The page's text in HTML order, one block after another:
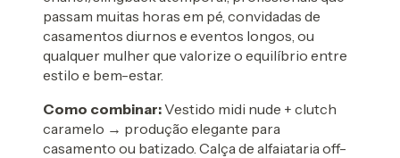
passam muitas horas em pé, convidadas de
casamentos diurnos e eventos longos, ou
qualquer mulher que valorize o equilíbrio entre
estilo e bem-estar.
Como combinar:Vestido midi nude + clutch
caramelo → produção elegante para
casamento ou batizado. Calça de alfaiataria off-